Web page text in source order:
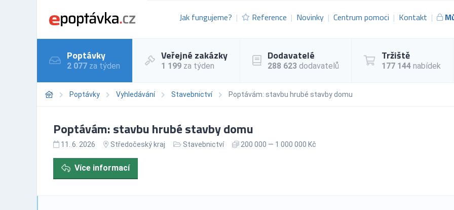
Jak fungujeme? Reference Novinky Centrum pomoci Kontakt
Poptávky
2 077 za týden
Veřejné zakázky
1 199 za týden
Dodavatelé
288 623 dodavatelů
Tržiště
177 144 nabídek
Poptávky Vyhledávání Stavebnictví Poptávám: stavbu hrubé stavby domu
Poptávám: stavbu hrubé stavby domu
11. 6. 2026 Středočeský kraj Stavebnictví 200 000 — 1 000 000 Kč
Více informací